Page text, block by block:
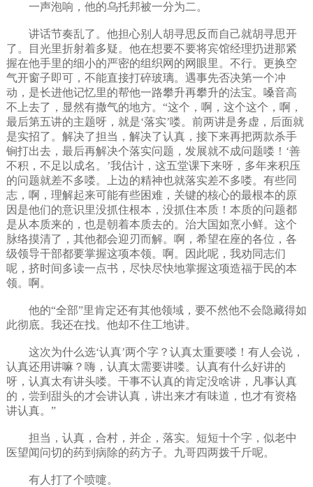
一声泡响，他的乌托邦被一分为二。
讲话节奏乱了。他担心别人胡寻思反而自己就胡寻思开
了。目光里折射着多疑。他在想要不要将宾馆经理扔进那紧
握在他手里的细小的严密的组织网的网眼里。不行。更换空
气开窗子即可，不能直接打碎玻璃。遇事先否决第一个冲
动，是长进他记忆里的帮他一路攀升再攀升的法宝。嗓音高
不上去了，显然有撒气的地方。“这个，啊，这个这个，啊，
最后第五讲的主题呀，就是‘落实’喽。前两讲是务虚，后面就
是实招了。解决了担当，解决了认真，接下来再把两款杀手
锏打出去，最后再解决个落实问题，发展就不成问题喽！‘善
不积，不足以成名。’我估计，这五堂课下来呀，多年来积压
的问题就差不多喽。上边的精神也就落实差不多喽。有些同
志，啊，理解起来可能有些困难，关键的核心的最根本的原
因是他们的意识里没抓住根本，没抓住本质！本质的问题都
是从本质来的，也是朝着本质去的。治大国如烹小鲜。这个
脉络摸清了，其他都会迎刃而解。啊，希望在座的各位，各
级领导干部都要掌握这项本领。啊。因此呢，我劝同志们
呢，挤时间多读一点书，尽快尽快地掌握这项造福于民的本
领。啊。
他的“全部”里肯定还有其他领域，要不然他不会隐藏得如
此彻底。我还在找。他却不住工地讲。
这次为什么选‘认真’两个字？认真太重要喽！有人会说，
认真还用讲嘛？嗨，认真太需要讲喽。认真有什么好讲的
呀，认真太有讲头喽。干事不认真的肯定没啥讲，凡事认真
的，尝到甜头的才会讲认真，讲出来才有味道，也才有资格
讲认真。”
担当，认真，合村，并企，落实。短短十个字，似老中
医望闻问切的药到病除的药方子。九哥四两拨千斤呢。
有人打了个喷嚏。